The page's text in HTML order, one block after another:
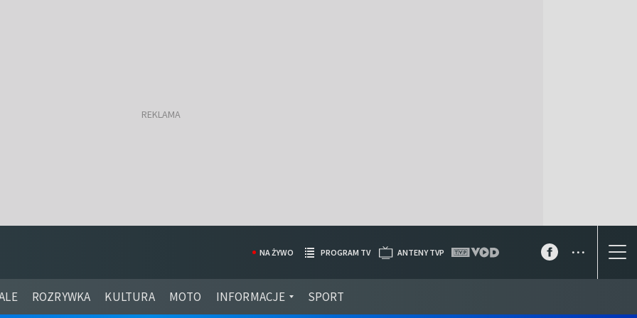
ROZRYWKA KULTURA MOTO INFORMACJE SPORT
NA ŻYWO PROGRAM TV ANTENY TVP ...